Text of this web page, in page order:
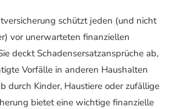
schützt jeden (und nicht
vor unerwarteten finanziellen
deckt Schadensersatzansprüche ab,
Vorfälle in anderen Haushalten
durch Kinder, Haustiere oder zufällige
bietet eine wichtige finanzielle